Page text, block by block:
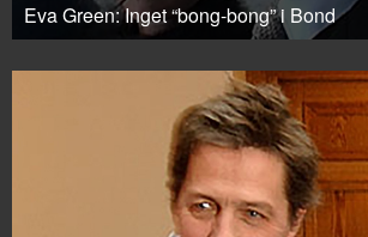
Eva Green: Inget “bong-bong” i Bond